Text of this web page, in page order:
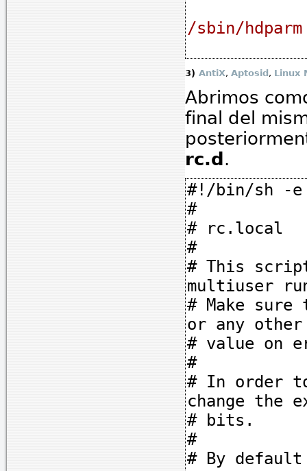
/sbin/
3) AntiX, Aptosid , Linux
Abrimos
final del
rc.d .
#!/bin/sh -e
#
# rc.local
#
# This
multiuser
# Make
or any other
# value on
#
# In order
change the
# bits.
#
# By